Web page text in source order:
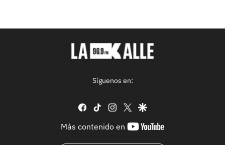
Síguenos en:
facebook
tiktok instagram
twittergoogle
Más contenido en
youtube-